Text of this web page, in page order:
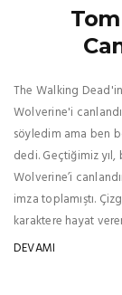
The Walking
Wolverine'i
söyledim ama ben
dedi. Geçtiğimiz yıl,
Wolverine’i
imza toplamıştı.
karaktere hayat
DEVAMI